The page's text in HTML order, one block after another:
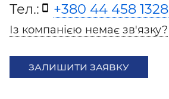
Тел.:
+380 44 458 1328
Із компанією немає зв'язку?
ЗАЛИШИТИ ЗАЯВКУ